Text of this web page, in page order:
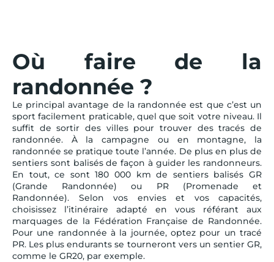
Où faire de la
randonnée ?
Le principal avantage de la randonnée est que c’est un
sport facilement praticable, quel que soit votre niveau. Il
suffit de sortir des villes pour trouver des tracés de
randonnée. À la campagne ou en montagne, la
randonnée se pratique toute l’année. De plus en plus de
sentiers sont balisés de façon à guider les randonneurs.
En tout, ce sont 180 000 km de sentiers balisés GR
(Grande Randonnée) ou PR (Promenade et
Randonnée). Selon vos envies et vos capacités,
choisissez l’itinéraire adapté en vous référant aux
marquages de la Fédération Française de Randonnée.
Pour une randonnée à la journée, optez pour un tracé
PR. Les plus endurants se tourneront vers un sentier GR,
comme le GR20, par exemple.